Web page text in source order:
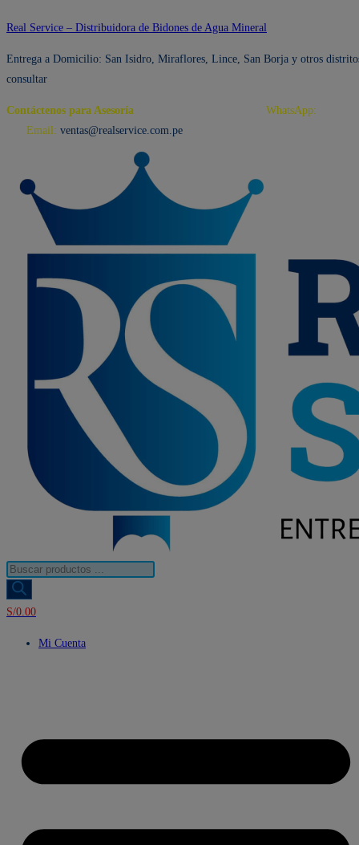
Ir
contenido
Real Service – Distribuidora de Bidones de Agua Mineral
Entrega a Domicilio: San Isidro, Miraflores, Lince, San Borja y otros
consultar
Contáctenos para Asesoría WhatsApp:
Email: ventas@realservice.com.pe
Búsqueda
de
productos
S/0.00
Mi Cuenta